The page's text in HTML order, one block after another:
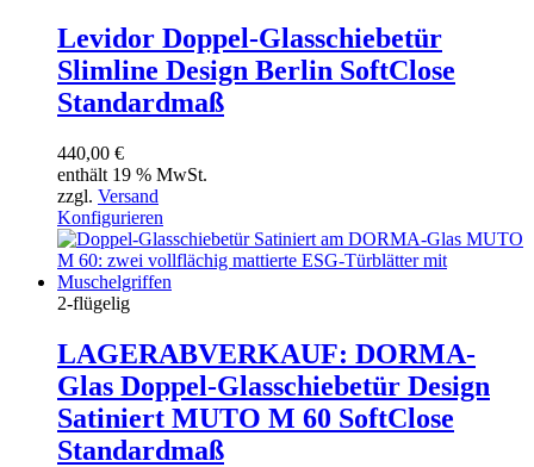
Levidor Doppel-Glasschiebetür
Slimline Design Berlin SoftClose
Standardmaß
440,00 €
enthält 19 % MwSt.
zzgl. Versand
Konfigurieren
2-flügelig
LAGERABVERKAUF: DORMA-
Glas Doppel-Glasschiebetür Design
Satiniert MUTO M 60 SoftClose
Standardmaß